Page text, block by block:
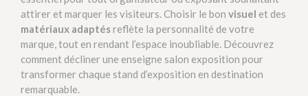
attirer et marquer les visiteurs. Choisir le bon visuel et des
matériaux adaptésreflète la personnalité de votre
marque, tout en rendant l’espace inoubliable. Découvrez
comment décliner une enseigne salon exposition pour
transformer chaque stand d’exposition en destination
remarquable.